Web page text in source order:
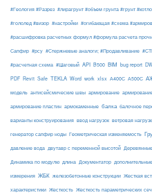
#Геология #Разрез #лирагрунт #объем грунта #грунт
#гололед #визор #настройки #огибающая #схема
#расшифровка расчетных формул #формула расчета
Сапфир #рсу #Стержневые аналоги; #Продавливание
#расчетная схема #Шаговый API B500 BIM bug report
PDF Revit Safe TEKLA Word work xlsx А400С А500С
модель антисейсмические швы армирование
армирование пластин армокаменные балка балочное
варианты конструирования ввод нагрузок ветровая
генератор сапфир ноды Геометрическая изменяемость
давление вода двутавр с переменной высотой
Динамика по модулю длина Документатор
измерения ЖБК железобетонные конструкции Жесткая
характеристики Жесткость Жесткость параметрических